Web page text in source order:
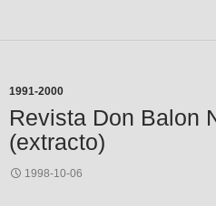
1991-2000
Revista Don Balon
(extracto)
1998-10-06